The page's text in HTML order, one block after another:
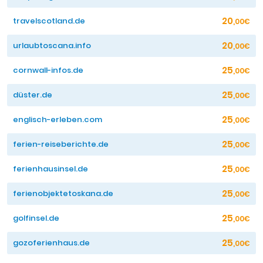
travelscotland.de 20,00€
urlaubtoscana.info 20,00€
cornwall-infos.de 25,00€
düster.de 25,00€
englisch-erleben.com 25,00€
ferien-reiseberichte.de 25,00€
ferienhausinsel.de 25,00€
ferienobjektetoskana.de 25,00€
golfinsel.de 25,00€
gozoferienhaus.de 25,00€